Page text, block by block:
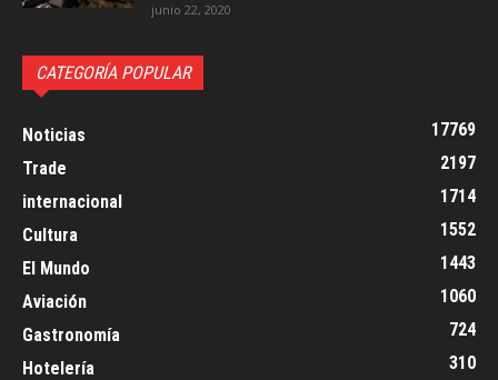
junio 22, 2020
CATEGORÍA POPULAR
Noticias
17769
Trade
2197
internacional
1714
Cultura
1552
El Mundo
1443
Aviación
1060
Gastronomía
724
Hotelería
310